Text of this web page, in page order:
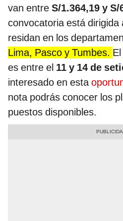
van entre S/1.364,19 y S/
convocatoria está dirigida
residan en los
Lima, Pasco y Tumbes.
es entre el 11 y 14 de
interesado en esta
nota podrás conocer los
puestos disponibles.